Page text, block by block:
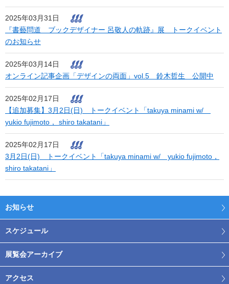
2025年03月31日
『書藝問道 ブックデザイナー 呂敬人の軌跡』展 トークイベント
のお知らせ
2025年03月14日
オンライン記事企画「デザインの両面」vol.5 鈴木哲生 公開中
2025年02月17日
【追加募集】3月2日(日) トークイベント「takuya minami w/
yukio fujimoto， shiro takatani」
2025年02月17日
3月2日(日) トークイベント「takuya minami w/ yukio fujimoto，
shiro takatani」
お知らせ
スケジュール
展覧会アーカイブ
アクセス